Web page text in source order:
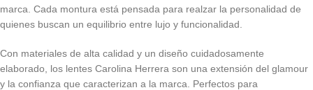
marca. Cada montura está pensada para realzar la personalidad de
quienes buscan un equilibrio entre lujo y funcionalidad.
Con materiales de alta calidad y un diseño cuidadosamente
elaborado, los lentes Carolina Herrera son una extensión del glamour
y la confianza que caracterizan a la marca. Perfectos para